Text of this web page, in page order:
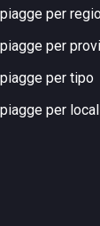
per
per
per tipo
per